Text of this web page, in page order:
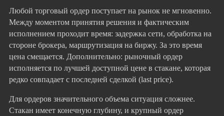
Любой торговый ордер поступает на рынок не мгновенно.
Между моментом принятия решения и фактическим
исполнением проходит время: задержка сети, обработка на
стороне брокера, маршрутизация на биржу. За это время
цена смещается. Дополнительно: рыночный ордер
исполняется по лучшей доступной цене в стакане, которая
редко совпадает с последней сделкой (last price).
Для ордеров значительного объема ситуация сложнее.
Стакан имеет конечную глубину, и крупный ордер